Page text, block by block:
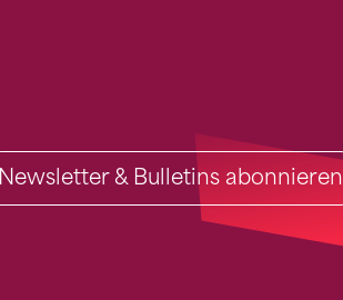
Newsletter & Bulletins abonnieren